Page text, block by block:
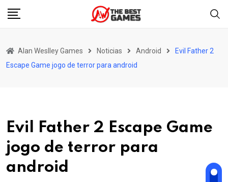
Skip
Alan Weslley Games Noticias Android
Evil Father 2
Escape Game jogo de terror para android
Evil Father 2 Escape Game
jogo de terror para
android